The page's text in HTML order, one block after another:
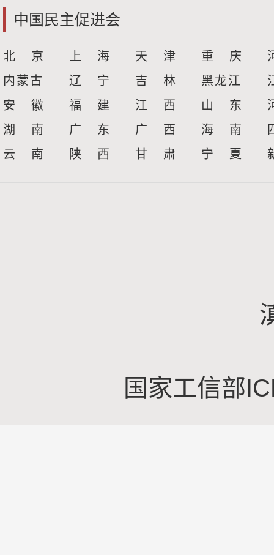
中国民主促进会
北 京 上 海 天 津 重 庆
内蒙古
辽 宁 吉 林 黑龙江
安 徽
福 建 江 西 山 东
湖 南
广 东 广 西 海 南
云 南
陕 西 甘 肃 宁 夏
国家工信部